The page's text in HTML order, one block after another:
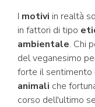
I motivi in realtà
in fattori di tipo
ambientale. Chi
del veganesimo
forte il sentimento
animali che
corso dell'ultimo